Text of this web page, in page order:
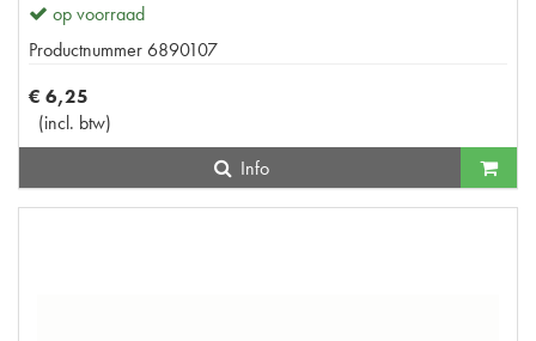
op voorraad
Productnummer 6890107
€ 6,25
(incl. btw)
Info